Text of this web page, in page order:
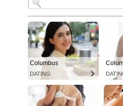
Columbus
DATING